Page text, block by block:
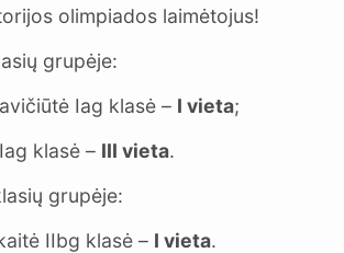
olimpiados laimėtojus!
grupėje:
Iag klasė – I vieta;
klasė – III vieta.
grupėje:
IIbg klasė – I vieta.